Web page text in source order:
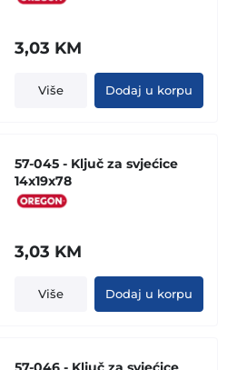
3,03 KM
Više Dodaj u korpu
57-045 - Ključ za svjećice
14x19x78
3,03 KM
Više Dodaj u korpu